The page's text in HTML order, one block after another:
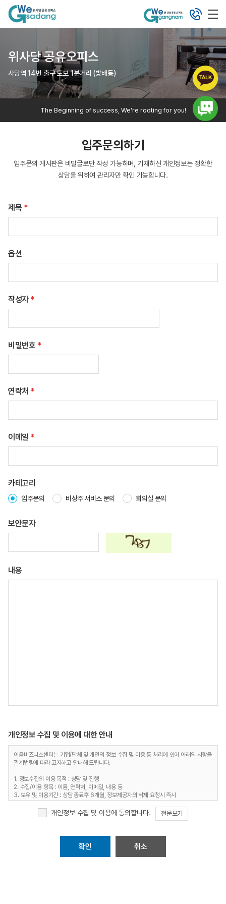
위사당 공유오피스
사당역 14번 출구 도보 1분거리 (방배동)
The Beginning of success, We're rooting for you!
입주문의하기
입주문의 게시판은 비밀글로만 작성 가능하며, 기재하신 개인정보는 정확한
상담을 위하여 관리자만 확인 가능합니다.
제목 *
옵션
작성자 *
비밀번호 *
연락처 *
이메일 *
카테고리
입주문의 비상주 서비스 문의 회의실 문의
보안문자
내용
개인정보 수집 및 이용에 대한 안내
이음비즈니스센터는 기업/단체 및 개인의 정보 수집 및 이용 등 처리에 있어 아래의 사항을
관계법령에 따라 고지하고 안내해 드립니다.
1. 정보수집의 이용 목적 : 상담 및 진행
2. 수집/이용 항목 : 이름, 연락처, 이메일, 내용 등
3. 보유 및 이용기간 : 상담 종료후 6개월, 정보제공자의 삭제 요청시 즉시
개인정보 수집 및 이용에 동의합니다. 전문보기
취소